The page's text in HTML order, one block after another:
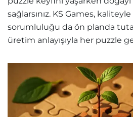
sağlarsınız. KS Games,
sorumluluğu da ön planda
üretim anlayışıyla her puzzle